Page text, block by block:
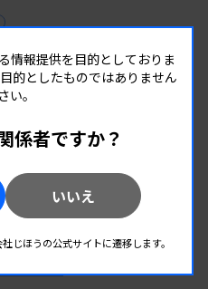
態分野－講座のご案内ー
（36,000円（税抜））
情報提供を目的としておりま
的としたものではありません
。
係者ですか？
いいえ
じほうの公式サイトに遷移します。